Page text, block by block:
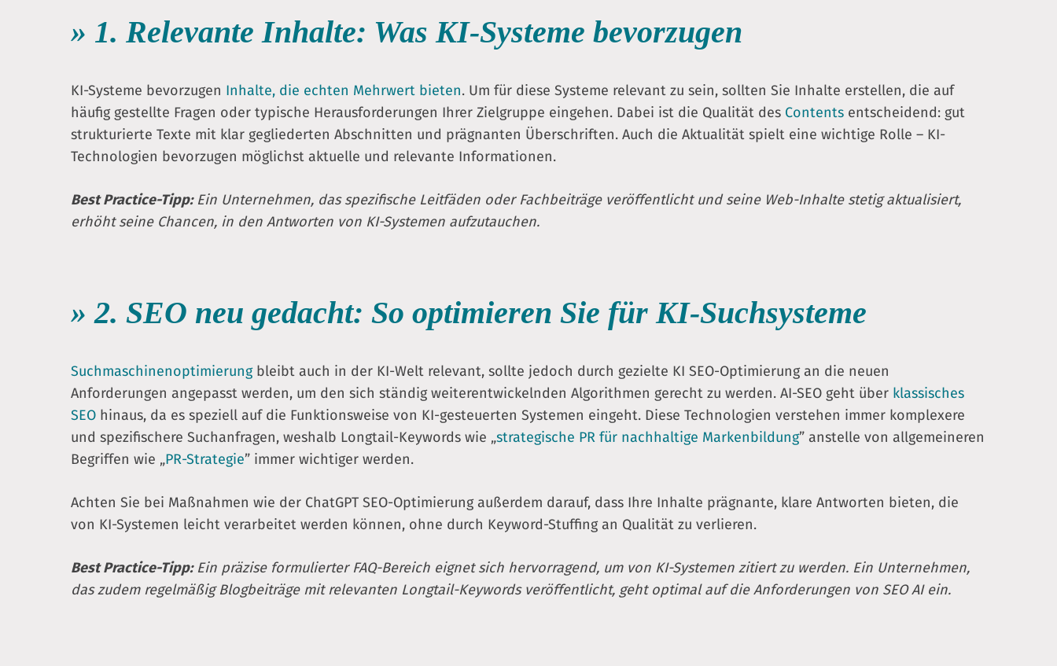
» 1. Relevante Inhalte: Was KI-Systeme bevorzugen
KI-Systeme bevorzugen Inhalte, die echten Mehrwert bieten. Um für diese Systeme relevant zu sein, sollten Sie Inhalte erstellen, die auf
häufig gestellte Fragen oder typische Herausforderungen Ihrer Zielgruppe eingehen. Dabei ist die Qualität des Contents entscheidend: gut
strukturierte Texte mit klar gegliederten Abschnitten und prägnanten Überschriften. Auch die Aktualität spielt eine wichtige Rolle – KI-
Technologien bevorzugen möglichst aktuelle und relevante Informationen.
Best Practice-Tipp:Ein Unternehmen, das spezifische Leitfäden oder Fachbeiträge veröffentlicht und seine Web-Inhalte stetig aktualisiert,
erhöht seine Chancen, in den Antworten von KI-Systemen aufzutauchen.
» 2. SEO neu gedacht: So optimieren Sie für KI-Suchsysteme
Suchmaschinenoptimierungbleibt auch in der KI-Welt relevant, sollte jedoch durch gezielte KI SEO-Optimierung an die neuen
Anforderungen angepasst werden, um den sich ständig weiterentwickelnden Algorithmen gerecht zu werden. AI-SEO geht über klassisches
SEO hinaus, da es speziell auf die Funktionsweise von KI-gesteuerten Systemen eingeht. Diese Technologien verstehen immer komplexere
und spezifischere Suchanfragen, weshalb Longtail-Keywords wie „strategische PR für nachhaltige Markenbildung” anstelle von allgemeineren
Begriffen wie „PR-Strategie” immer wichtiger werden.
Achten Sie bei Maßnahmen wie der ChatGPT SEO-Optimierung außerdem darauf, dass Ihre Inhalte prägnante, klare Antworten bieten, die
von KI-Systemen leicht verarbeitet werden können, ohne durch Keyword-Stuffing an Qualität zu verlieren.
Best Practice-Tipp:Ein präzise formulierter FAQ-Bereich eignet sich hervorragend, um von KI-Systemen zitiert zu werden. Ein Unternehmen,
das zudem regelmäßig Blogbeiträge mit relevanten Longtail-Keywords veröffentlicht, geht optimal auf die Anforderungen von SEO AI ein.